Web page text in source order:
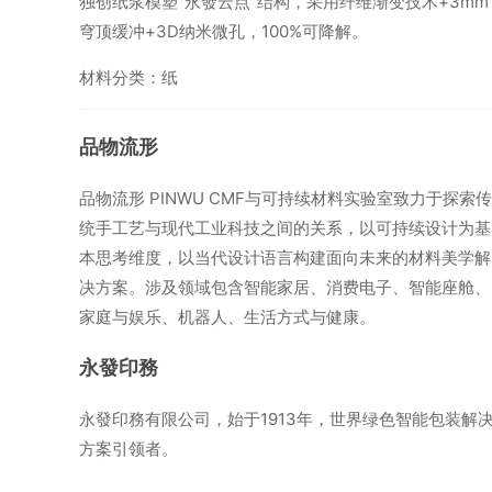
穹顶缓冲+3D纳米微孔，100%可降解。
材料分类：纸
品物流形
品物流形 PINWU CMF与可持续材料实验室致力于探索传
统手工艺与现代工业科技之间的关系，以可持续设计为基
本思考维度，以当代设计语言构建面向未来的材料美学解
决方案。涉及领域包含智能家居、消费电子、智能座舱、
家庭与娱乐、机器人、生活方式与健康。
永發印務
永發印務有限公司，始于1913年，世界绿色智能包装解
方案引领者。